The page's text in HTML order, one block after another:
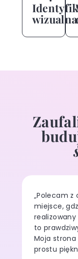
wizualna
„Polecam z
miejsce,
to
Moja
prostu